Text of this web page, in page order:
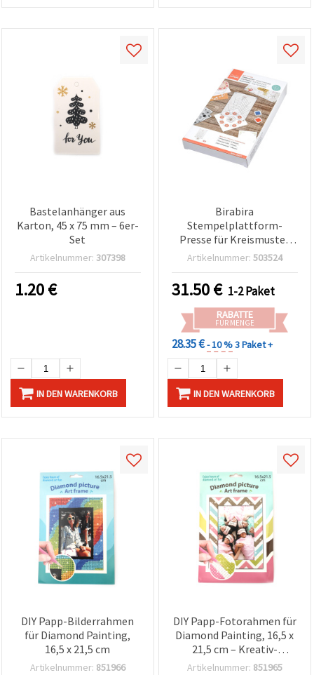
Bastelanhänger aus
Karton, 45 x 75 mm – 6er-
Set
Artikelnummer: 307398
1.20€
IN DEN WARENKORB
Birabira
Stempelplattform-
Presse für Kreismuster
mit drehbarer
Magneten – für Basteln,
Scrapbooking &
Kartenmachen
Artikelnummer: 503524
31.50€ 1-2 Paket
RABATTE
FÜR MENGE
28.35 €- 10 %3 Paket +
IN DEN WARENKORB
DIY Papp-Bilderrahmen
für Diamond Painting,
16,5 x 21,5 cm
Artikelnummer: 851966
DIY Papp-Fotorahmen für
Diamond Painting, 16,5 x
21,5 cm – Kreativ-
Bastelset für Kinder und
Artikelnummer: 851965